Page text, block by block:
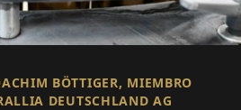
BÖTTIGER, MIEMBRO
DEUTSCHLAND AG